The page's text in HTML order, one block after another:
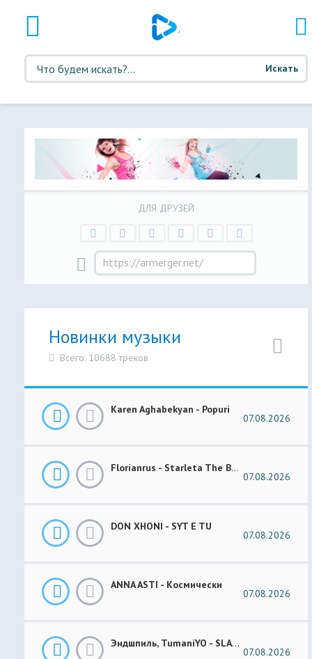
Искать
ДЛЯ ДРУЗЕЙ
Новинки музыки
Всего: 10688 треков
Karen Aghabekyan - Popuri
07.08.2026
Florianrus - Starleta The Bar Session
07.08.2026
DON XHONI - SYT E TU
07.08.2026
ANNA ASTI - Космически
07.08.2026
Эндшпиль, TumaniYO - SLANG
07.08.2026